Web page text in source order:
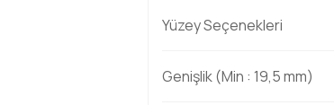
Yüzey Seçenekleri
Genişlik (Min : 19,5 mm)